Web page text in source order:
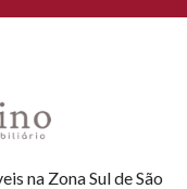
na Zona Sul de São